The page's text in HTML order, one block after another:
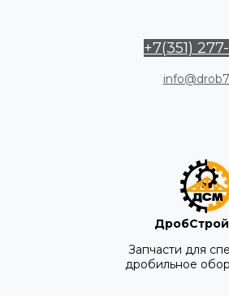
+7(351)
Запчасти для
дробильное